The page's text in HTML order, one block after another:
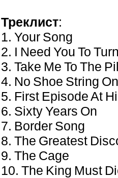
Треклист:
1. Your Song
2. I Need You To
3. Take Me To The
4. No Shoe String
5. First Episode At
6. Sixty Years On
7. Border Song
8. The Greatest
9. The Cage
10. The King Must